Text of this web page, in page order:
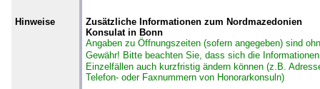
Hinweise
Zusätzliche Informationen zum Nordmazedonien
Konsulat in Bonn
Angaben zu Öffnungszeiten (sofern angegeben) sind
Gewähr! Bitte beachten Sie, dass sich die
Einzelfällen auch kurzfristig ändern können (z.B.
Telefon- oder Faxnummern von Honorarkonsuln)